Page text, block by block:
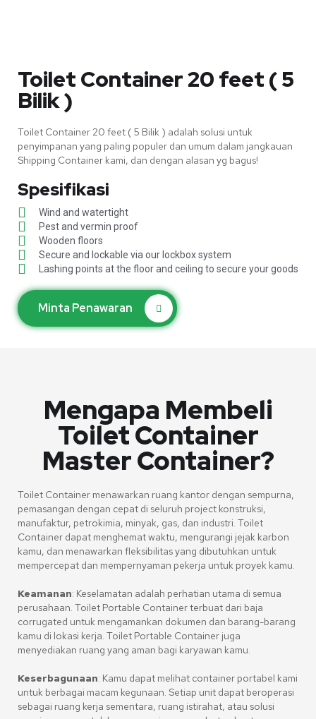
Toilet Container 20 feet ( 5
Bilik )
Toilet Container 20 feet ( 5 Bilik ) adalah solusi untuk
penyimpanan yang paling populer dan umum dalam jangkauan
Shipping Container kami, dan dengan alasan yg bagus!
Spesifikasi
Wind and watertight
Pest and vermin proof
Wooden floors
Secure and lockable via our lockbox system
Lashing points at the floor and ceiling to secure your goods
Minta Penawaran
Mengapa Membeli
Toilet Container
Master Container?
Toilet Container menawarkan ruang kantor dengan sempurna,
pemasangan dengan cepat di seluruh project konstruksi,
manufaktur, petrokimia, minyak, gas, dan industri. Toilet
Container dapat menghemat waktu, mengurangi jejak karbon
kamu, dan menawarkan fleksibilitas yang dibutuhkan untuk
mempercepat dan mempernyaman pekerja untuk proyek kamu.
Keamanan: Keselamatan adalah perhatian utama di semua
perusahaan. Toilet Portable Container terbuat dari baja
corrugated untuk mengamankan dokumen dan barang-barang
kamu di lokasi kerja. Toilet Portable Container juga
menyediakan ruang yang aman bagi karyawan kamu.
Keserbagunaan: Kamu dapat melihat container portabel kami
untuk berbagai macam kegunaan. Setiap unit dapat beroperasi
sebagai ruang kerja sementara, ruang istirahat, atau solusi